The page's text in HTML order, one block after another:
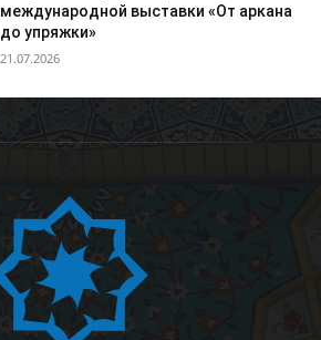
международной выставки «От аркана
до упряжки»
21.07.2026